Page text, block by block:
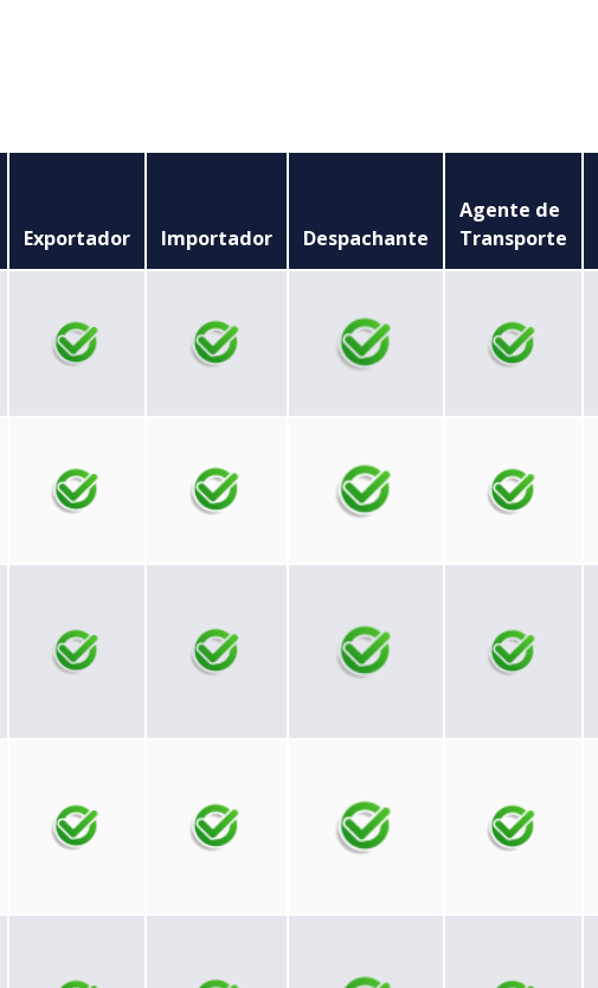
Exportador Importador Despachante
Agente de
Transporte